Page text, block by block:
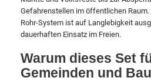
Gefahrenstellen im öffentlichen
Rohr-System ist auf Langlebigkeit
dauerhaften Einsatz im Freien.
Warum dieses Set
Gemeinden und